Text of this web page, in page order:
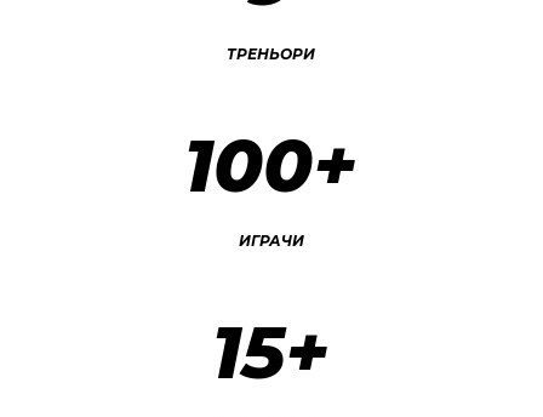
ТРЕНЬОРИ
100+
ИГРАЧИ
15+